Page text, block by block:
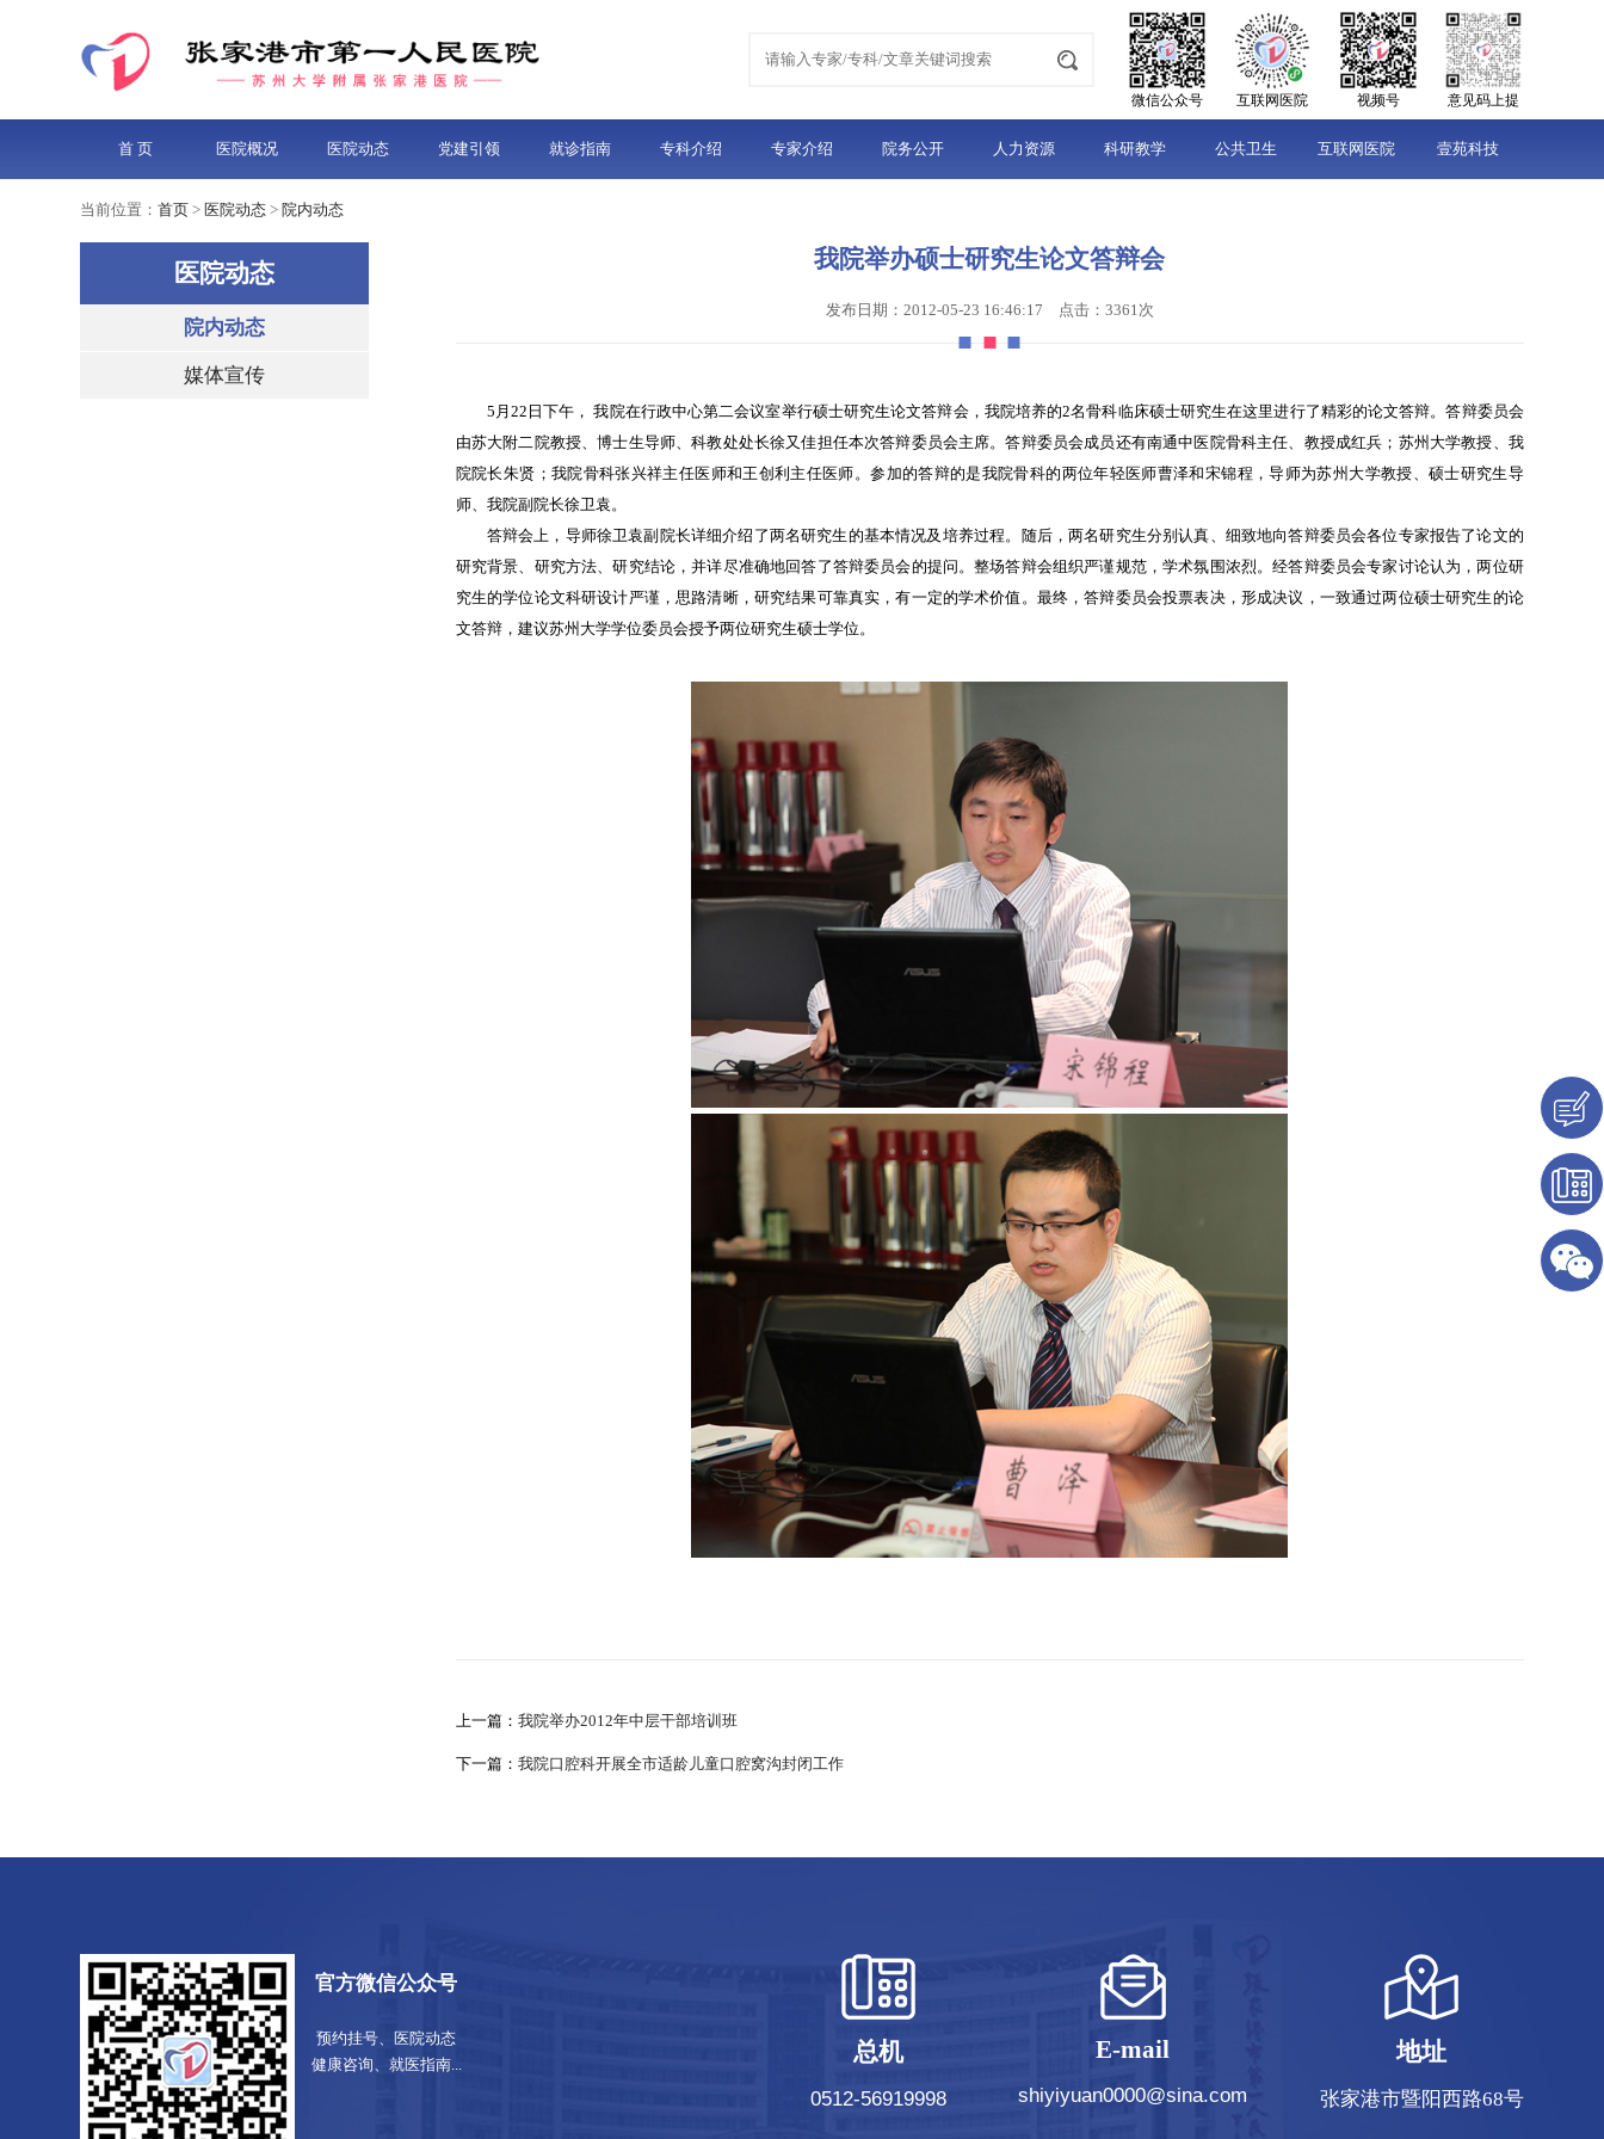
意见码上提
视频号
互联网医院
微信公众号
首 页 医院概况 医院动态 党建引领 就诊指南 专科介绍 专家介绍 院务公开 人力资源 科研教学 公共卫生 互联网医院 壹苑科技
当前位置：首页 > 医院动态 > 院内动态
医院动态
院内动态
媒体宣传
我院举办硕士研究生论文答辩会
发布日期：2012-05-23 16:46:17 点击：3361次
5月22日下午， 我院在行政中心第二会议室举行硕士研究生论文答辩会，我院培养的2名骨科临床硕士研究生在这里进行了精彩的论文答辩。答辩委员会
由苏大附二院教授、博士生导师、科教处处长徐又佳担任本次答辩委员会主席。答辩委员会成员还有南通中医院骨科主任、教授成红兵；苏州大学教授、我
院院长朱贤；我院骨科张兴祥主任医师和王创利主任医师。参加的答辩的是我院骨科的两位年轻医师曹泽和宋锦程，导师为苏州大学教授、硕士研究生导
师、我院副院长徐卫袁。
答辩会上，导师徐卫袁副院长详细介绍了两名研究生的基本情况及培养过程。随后，两名研究生分别认真、细致地向答辩委员会各位专家报告了论文的
研究背景、研究方法、研究结论，并详尽准确地回答了答辩委员会的提问。整场答辩会组织严谨规范，学术氛围浓烈。经答辩委员会专家讨论认为，两位研
究生的学位论文科研设计严谨，思路清晰，研究结果可靠真实，有一定的学术价值。最终，答辩委员会投票表决，形成决议，一致通过两位硕士研究生的论
文答辩，建议苏州大学学位委员会授予两位研究生硕士学位。
上一篇： 我院举办2012年中层干部培训班
下一篇： 我院口腔科开展全市适龄儿童口腔窝沟封闭工作
官方微信公众号
预约挂号、医院动态
健康咨询、就医指南...
地址
张家港市暨阳西路68号
E-mail
shiyiyuan0000@sina.com
总机
0512-56919998